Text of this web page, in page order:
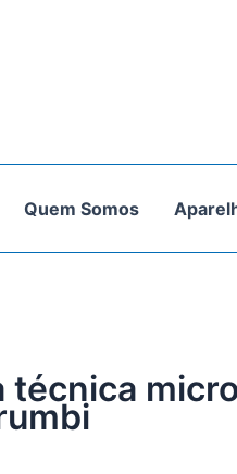
Quem Somos
técnica